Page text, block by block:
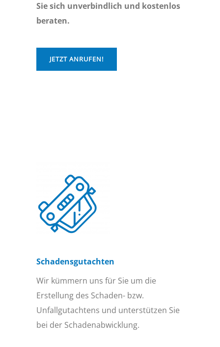
Sie sich unverbindlich und kostenlos
beraten.
JETZT ANRUFEN!
Schadensgutachten
Wir kümmern uns für Sie um die
Erstellung des Schaden- bzw.
Unfallgutachtens und unterstützen Sie
bei der Schadenabwicklung.